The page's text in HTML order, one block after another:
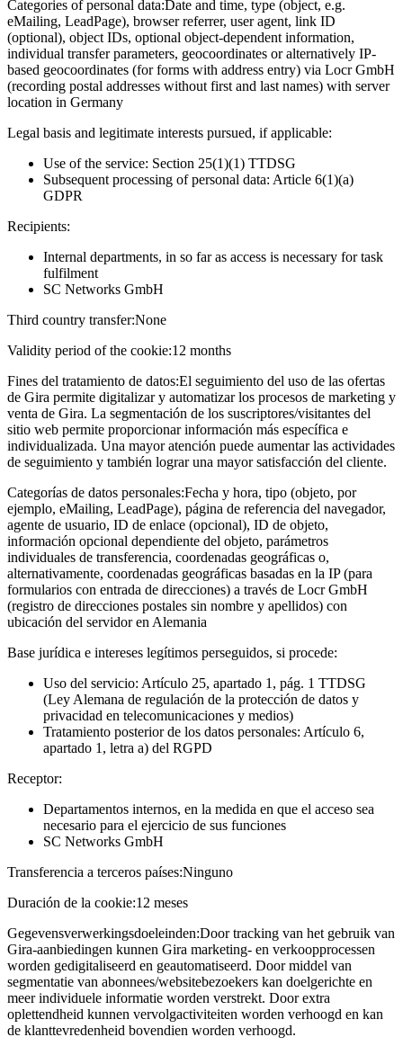
Categories of personal data:Date and time, type (object, e.g.
eMailing, LeadPage), browser referrer, user agent, link ID
(optional), object IDs, optional object-dependent information,
individual transfer parameters, geocoordinates or alternatively IP-
based geocoordinates (for forms with address entry) via Locr GmbH
(recording postal addresses without first and last names) with server
location in Germany
Legal basis and legitimate interests pursued, if applicable:
Use of the service: Section 25(1)(1) TTDSG
Subsequent processing of personal data: Article 6(1)(a)
GDPR
Recipients:
Internal departments, in so far as access is necessary for task
fulfilment
SC Networks GmbH
Third country transfer:None
Validity period of the cookie:12 months
Fines del tratamiento de datos:El seguimiento del uso de las ofertas
de Gira permite digitalizar y automatizar los procesos de marketing y
venta de Gira. La segmentación de los suscriptores/visitantes del
sitio web permite proporcionar información más específica e
individualizada. Una mayor atención puede aumentar las actividades
de seguimiento y también lograr una mayor satisfacción del cliente.
Categorías de datos personales:Fecha y hora, tipo (objeto, por
ejemplo, eMailing, LeadPage), página de referencia del navegador,
agente de usuario, ID de enlace (opcional), ID de objeto,
información opcional dependiente del objeto, parámetros
individuales de transferencia, coordenadas geográficas o,
alternativamente, coordenadas geográficas basadas en la IP (para
formularios con entrada de direcciones) a través de Locr GmbH
(registro de direcciones postales sin nombre y apellidos) con
ubicación del servidor en Alemania
Base jurídica e intereses legítimos perseguidos, si procede:
Uso del servicio: Artículo 25, apartado 1, pág. 1 TTDSG
(Ley Alemana de regulación de la protección de datos y
privacidad en telecomunicaciones y medios)
Tratamiento posterior de los datos personales: Artículo 6,
apartado 1, letra a) del RGPD
Receptor:
Departamentos internos, en la medida en que el acceso sea
necesario para el ejercicio de sus funciones
SC Networks GmbH
Transferencia a terceros países:Ninguno
Duración de la cookie:12 meses
Gegevensverwerkingsdoeleinden:Door tracking van het gebruik van
Gira-aanbiedingen kunnen Gira marketing- en verkoopprocessen
worden gedigitaliseerd en geautomatiseerd. Door middel van
segmentatie van abonnees/websitebezoekers kan doelgerichte en
meer individuele informatie worden verstrekt. Door extra
oplettendheid kunnen vervolgactiviteiten worden verhoogd en kan
de klanttevredenheid bovendien worden verhoogd.